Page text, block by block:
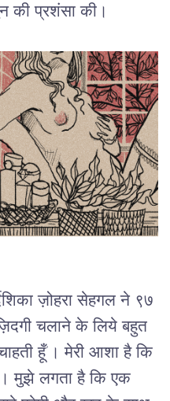
की प्रशंसा की।
ज़ोहरा सेहगल ने ९७
चलाने के लिये बहुत
हूँ’। मेरी आशा है कि
मुझे लगता है कि एक